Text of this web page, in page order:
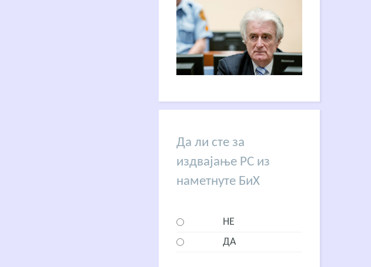
Да ли сте за
издвајање РС из
наметнуте БиХ
НЕ
ДА